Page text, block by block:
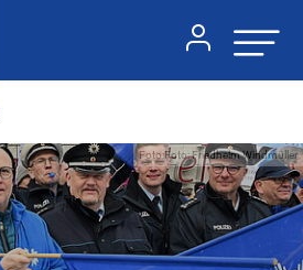
Foto:Foto: Friedhelm Windmüller